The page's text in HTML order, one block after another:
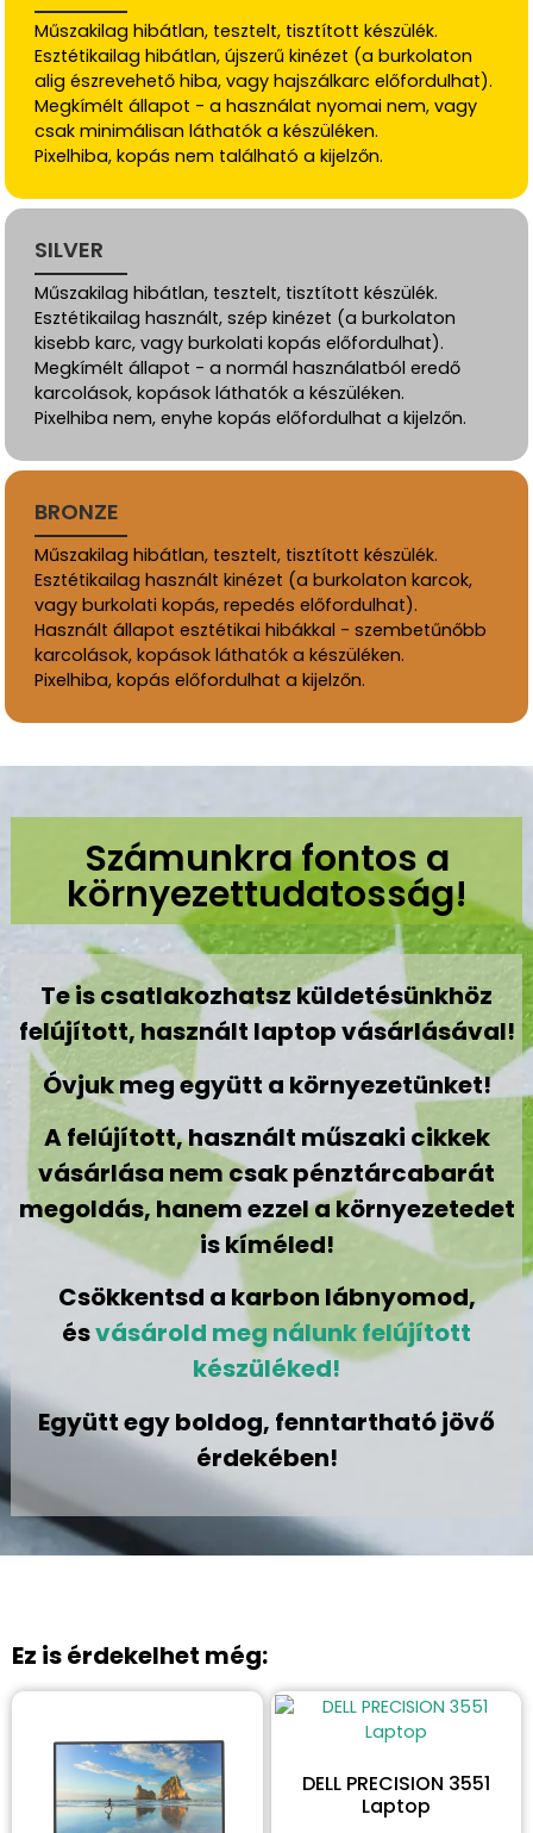
Műszakilag hibátlan, tesztelt, tisztított készülék.
Esztétikailag hibátlan, újszerű kinézet (a burkolaton
alig észrevehető hiba, vagy hajszálkarc előfordulhat).
Megkímélt állapot - a használat nyomai nem, vagy
csak minimálisan láthatók a készüléken.
Pixelhiba, kopás nem található a kijelzőn.
SILVER
Műszakilag hibátlan, tesztelt, tisztított készülék.
Esztétikailag használt, szép kinézet (a burkolaton
kisebb karc, vagy burkolati kopás előfordulhat).
Megkímélt állapot - a normál használatból eredő
karcolások, kopások láthatók a készüléken.
Pixelhiba nem, enyhe kopás előfordulhat a kijelzőn.
BRONZE
Műszakilag hibátlan, tesztelt, tisztított készülék.
Esztétikailag használt kinézet (a burkolaton karcok,
vagy burkolati kopás, repedés előfordulhat).
Használt állapot esztétikai hibákkal - szembetűnőbb
karcolások, kopások láthatók a készüléken.
Pixelhiba, kopás előfordulhat a kijelzőn.
Számunkra fontos a
környezettudatosság!
Te is csatlakozhatsz küldetésünkhöz
felújított, használt laptop vásárlásával!
Óvjuk meg együtt a környezetünket!
A felújított, használt műszaki cikkek
vásárlása nem csak pénztárcabarát
megoldás, hanem ezzel a környezetedet
is kíméled!
Csökkentsd a karbon lábnyomod,
ésvásárold meg nálunk felújított
készüléked!
Együtt egy boldog, fenntartható jövő
érdekében!
Ez is érdekelhet még:
DELL PRECISION 3551
Laptop